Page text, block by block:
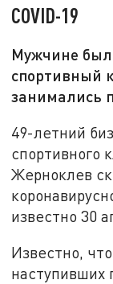
COVID-19
Мужчине
спортивный
занимались
49-летний
спортивного
Жерноклев
известно 30
Известно,
наступивших